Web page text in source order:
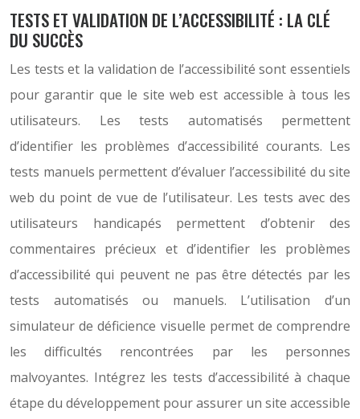
TESTS ET VALIDATION DE L’ACCESSIBILITÉ : LA CLÉ
DU SUCCÈS
Les tests et la validation de l’accessibilité sont essentiels
pour garantir que le site web est accessible à tous les
utilisateurs. Les tests automatisés permettent
d’identifier les problèmes d’accessibilité courants. Les
tests manuels permettent d’évaluer l’accessibilité du site
web du point de vue de l’utilisateur. Les tests avec des
utilisateurs handicapés permettent d’obtenir des
commentaires précieux et d’identifier les problèmes
d’accessibilité qui peuvent ne pas être détectés par les
tests automatisés ou manuels. L’utilisation d’un
simulateur de déficience visuelle permet de comprendre
les difficultés rencontrées par les personnes
malvoyantes. Intégrez les tests d’accessibilité à chaque
étape du développement pour assurer un site accessible